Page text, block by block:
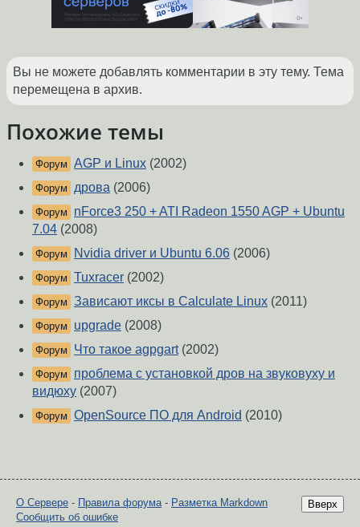
Вы не можете добавлять комментарии в эту тему. Тема
перемещена в архив.
Похожие темы
Форум AGP и Linux (2002)
Форум дрова (2006)
Форум
nForce3 250 + ATI Radeon 1550 AGP + Ubuntu
7.04 (2008)
Форум Nvidia driver и Ubuntu 6.06 (2006)
Форум Tuxracer (2002)
Форум Зависают иксы в Calculate Linux (2011)
Форум upgrade (2008)
Форум Что такое agpgart(2002)
Форум
проблема с установкой дров на звуковуху и
видюху (2007)
Форум OpenSource ПО для Android (2010)
Вверх
О Сервере - Правила форума- Разметка Markdown
Сообщить об ошибке